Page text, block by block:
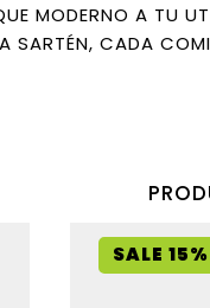
MODERNO A TU
SARTÉN, CADA
SALE 15%